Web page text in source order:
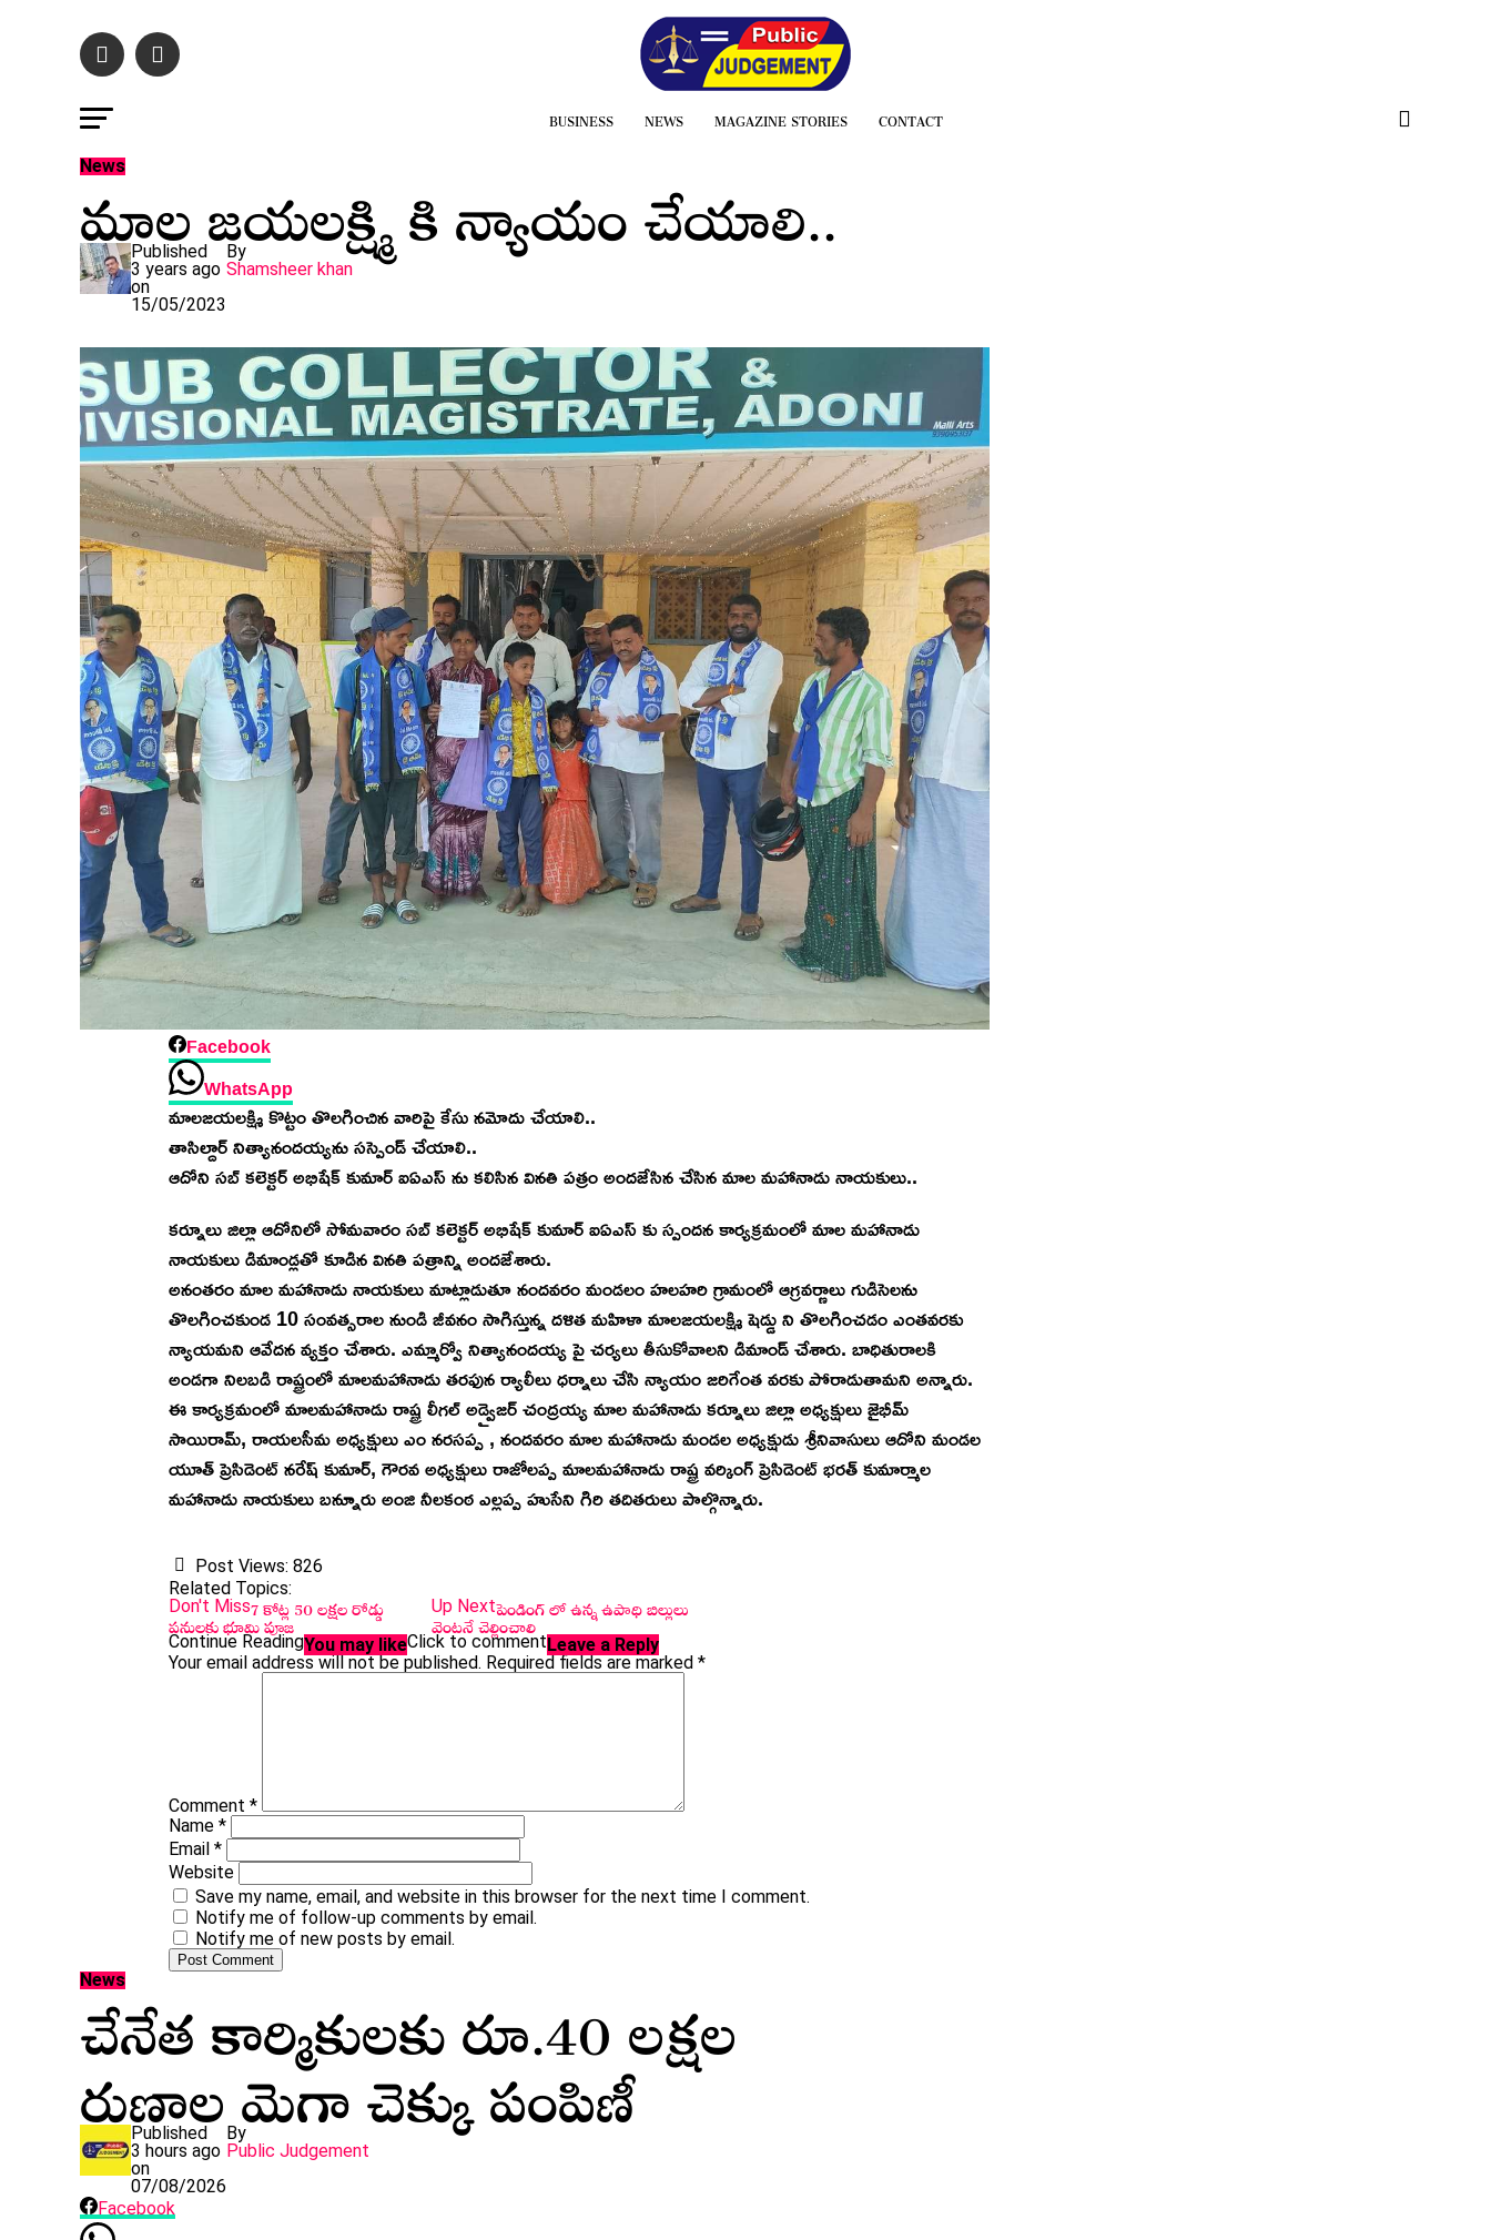
BUSINESS NEWS MAGAZINE STORIES CONTACT
News
మాల జయలక్ష్మి కి న్యాయం చేయాలి..
Published
3 years ago
on
15/05/2023
By
Shamsheer khan
Facebook
WhatsApp
మాలజయలక్ష్మి కొట్టం తొలగించిన వారిపై కేసు నమోదు చేయాలి..
తాసిల్దార్ నిత్యానందయ్యను సస్పెండ్ చేయాలి..
ఆదోని సబ్ కలెక్టర్ అభిషేక్ కుమార్ ఐఏఎస్ ను కలిసిన వినతి పత్రం అందజేసిన చేసిన మాల మహానాడు నాయకులు..
కర్నూలు జిల్లా ఆదోనిలో సోమవారం సబ్ కలెక్టర్ అభిషేక్ కుమార్ ఐఏఎస్ కు స్పందన కార్యక్రమంలో మాల మహానాడు
నాయకులు డిమాండ్లతో కూడిన వినతి పత్రాన్ని అందజేశారు.
అనంతరం మాల మహానాడు నాయకులు మాట్లాడుతూ నందవరం మండలం హలహరి గ్రామంలో ఆగ్రవర్ణాలు గుడిసెలను
తొలగించకుండ 10 సంవత్సరాల నుండి జీవనం సాగిస్తున్న దళిత మహిళా మాలజయలక్ష్మి షెడ్డు ని తొలగించడం ఎంతవరకు
న్యాయమని ఆవేదన వ్యక్తం చేశారు. ఎమ్మార్వో నిత్యానందయ్య పై చర్యలు తీసుకోవాలని డిమాండ్ చేశారు. బాధితురాలకి
అండగా నిలబడి రాష్ట్రంలో మాలమహానాడు తరఫున ర్యాలీలు ధర్నాలు చేసి న్యాయం జరిగేంత వరకు పోరాడుతామని అన్నారు.
ఈ కార్యక్రమంలో మాలమహానాడు రాష్ట్ర లీగల్ అడ్వైజర్ చంద్రయ్య మాల మహానాడు కర్నూలు జిల్లా అధ్యక్షులు జైభీమ్
సాయిరామ్, రాయలసీమ అధ్యక్షులు ఎం నరసప్ప , నందవరం మాల మహానాడు మండల అధ్యక్షుడు శ్రీనివాసులు ఆదోని మండల
యూత్ ప్రెసిడెంట్ నరేష్ కుమార్, గౌరవ అధ్యక్షులు రాజోలప్ప మాలమహానాడు రాష్ట్ర వర్కింగ్ ప్రెసిడెంట్ భరత్ కుమార్మాల
మహానాడు నాయకులు బన్నూరు అంజి నీలకంఠ ఎల్లప్ప హుసేని గిరి తదితరులు పాల్గొన్నారు.
Post Views: 826
Related Topics:
Up Nextపెండింగ్ లో ఉన్న ఉపాధి బిల్లులు
వెంటనే చెల్లించాలి
Don't Miss7 కోట్ల 50 లక్షల రోడ్డు
పనులకు భూమి పూజ
Continue ReadingYou may likeClick to commentLeave a Reply
Your email address will not be published. Required fields are marked *
Comment *
Name *
Email *
Website
Save my name, email, and website in this browser for the next time I comment.
Notify me of follow-up comments by email.
Notify me of new posts by email.
News
చేనేత కార్మికులకు రూ.40 లక్షల
రుణాల మెగా చెక్కు పంపిణీ
Published
3 hours ago
on
07/08/2026
By
Public Judgement
Facebook